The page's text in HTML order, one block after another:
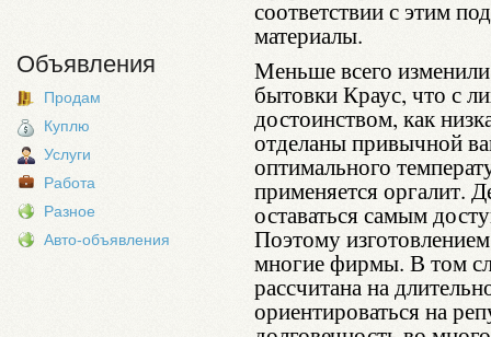
Объявления
Продам
Куплю
Услуги
Работа
Разное
Авто-объявления
соответствии с этим
материалы.
Меньше всего
бытовки Краус, что с
достоинством, как
отделаны привычной
оптимального
применяется оргалит.
оставаться самым
Поэтому
многие фирмы. В том
рассчитана на
ориентироваться на